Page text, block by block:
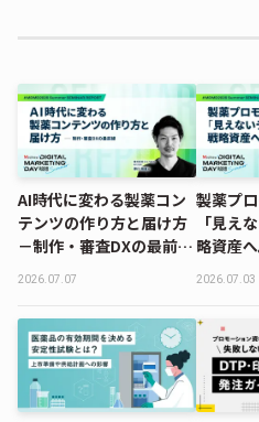
AI時代に変わる製薬コン
テンツの作り方と届け方
－制作・審査DXの最前線
｜MDMD2026 Summer
2026.07.07
製薬プ
「見え
略資産
へのDX
ポート
2026.07.03